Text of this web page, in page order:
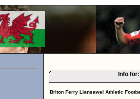
Info
Briton Ferry Llansawel Athletic